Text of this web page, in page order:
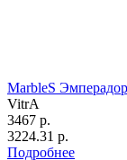
MarbleS
VitrA
3467 р.
3224.31 р.
Подробнее